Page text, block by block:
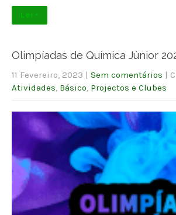
Ler +
Olimpíadas de Química Júnior
11 Fevereiro, 2023 | Sem comentários |
Atividades Básico Projectos e Clubes